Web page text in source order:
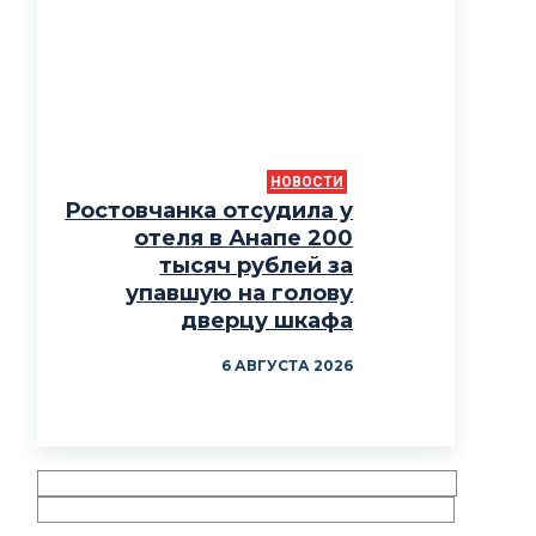
НОВОСТИ
Ростовчанка отсудила у
отеля в Анапе 200
тысяч рублей за
упавшую на голову
дверцу шкафа
6 АВГУСТА 2026